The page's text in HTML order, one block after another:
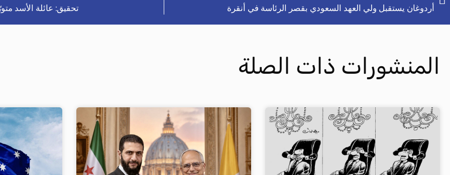
أردوغان يستقبل ولي العهد السعودي بقصر الرئاسة في أنقرة تحقيق: عائلة الأسد
المنشورات ذات الصلة